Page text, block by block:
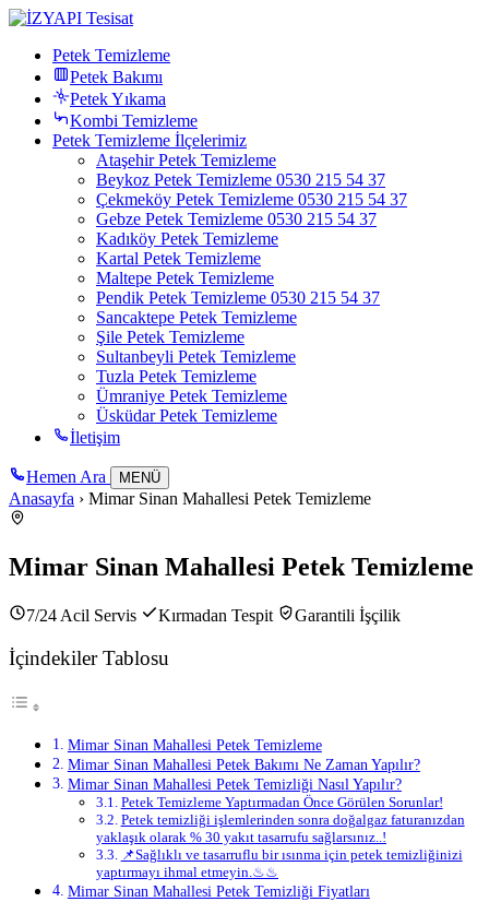
Petek Temizleme
Petek Bakımı
Petek Yıkama
Kombi Temizleme
Petek Temizleme İlçelerimiz
Ataşehir Petek Temizleme
Beykoz Petek Temizleme 0530 215 54 37
Çekmeköy Petek Temizleme 0530 215 54 37
Gebze Petek Temizleme 0530 215 54 37
Kadıköy Petek Temizleme
Kartal Petek Temizleme
Maltepe Petek Temizleme
Pendik Petek Temizleme 0530 215 54 37
Sancaktepe Petek Temizleme
Şile Petek Temizleme
Sultanbeyli Petek Temizleme
Tuzla Petek Temizleme
Ümraniye Petek Temizleme
Üsküdar Petek Temizleme
İletişim
Hemen Ara MENÜ
Anasayfa › Mimar Sinan Mahallesi Petek Temizleme
Mimar Sinan Mahallesi Petek Temizleme
7/24 Acil Servis Kırmadan Tespit Garantili İşçilik
İçindekiler Tablosu
Mimar Sinan Mahallesi Petek Temizleme
Mimar Sinan Mahallesi Petek Bakımı Ne Zaman Yapılır?
Mimar Sinan Mahallesi Petek Temizliği Nasıl Yapılır?
Petek Temizleme Yaptırmadan Önce Görülen Sorunlar!
Petek temizliği işlemlerinden sonra doğalgaz faturanızdan
yaklaşık olarak % 30 yakıt tasarrufu sağlarsınız..!
📌Sağlıklı ve tasarruflu bir ısınma için petek temizliğinizi
yaptırmayı ihmal etmeyin.♨♨
Mimar Sinan Mahallesi Petek Temizliği Fiyatları